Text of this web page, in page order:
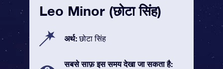
Leo Minor (छोटा सिंह)
अर्थ:छोटा सिंह
सबसे साफ़ इस समय देखा जा सकता है: